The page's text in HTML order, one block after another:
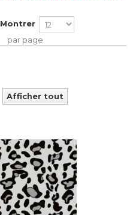
Montrer
par page
Afficher tout